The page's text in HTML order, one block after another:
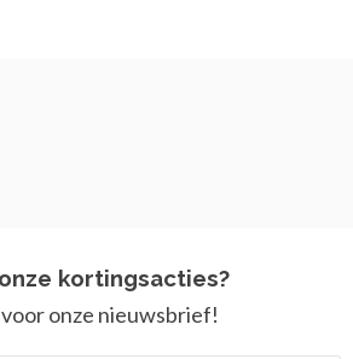
kortingsacties?
onze nieuwsbrief!